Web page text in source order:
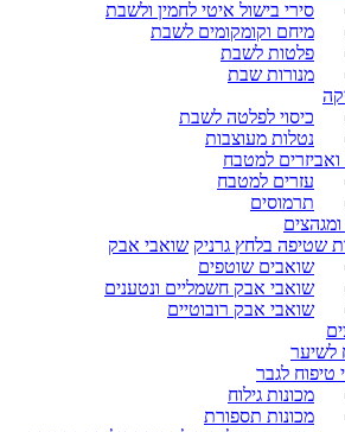
סירי בישול איטי לחמין ולשבת
מיחם וקומקומים לשבת
פלטות לשבת
מנורות שבת
כיסוי לפלטה לשבת
נטלות מעוצבות
ואביזרים למטבח
עזרים למטבח
תרמוסים
שטיפה בלחץ גרניק שואבי אבק
שואבים שוטפים
שואבי אבק חשמליים ונטענים
שואבי אבק רובוטיים
לשיער
טיפוח לגבר
מכונות גילוח
מכונות תספורת